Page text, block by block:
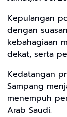
Kepulangan
dengan
kebahagiaan
dekat, serta
Kedatangan
Sampang
menempuh
Arab Saudi.